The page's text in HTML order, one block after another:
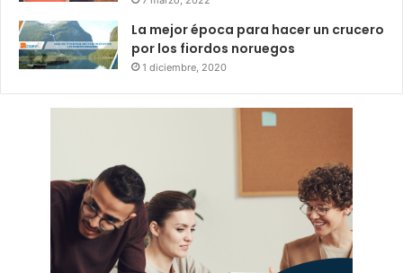
La mejor época para hacer un crucero
por los fiordos noruegos
1 diciembre, 2020